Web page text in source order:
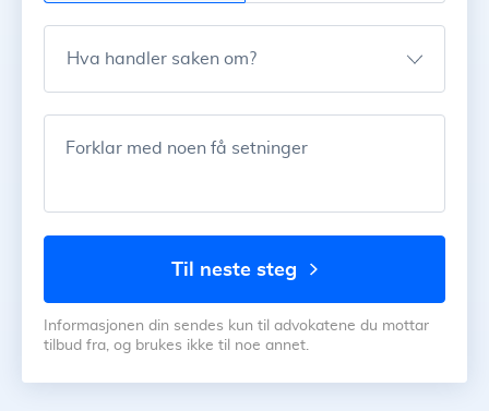
Hva handler saken om?
Forklar med noen få setninger
til neste steg
Informasjonen din sendes kun til advokatene du mottar
tilbud fra, og brukes ikke til noe annet.